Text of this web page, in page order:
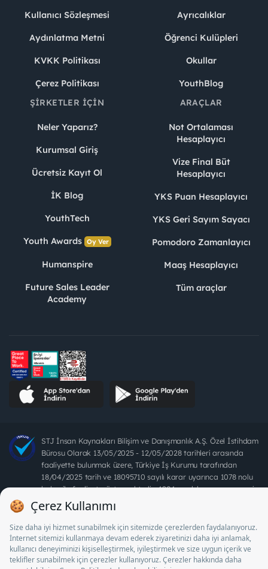
Kullanıcı Sözleşmesi
Aydınlatma Metni
KVKK Politikası
Çerez Politikası
Ayrıcalıklar
Öğrenci Kulüpleri
Okullar
YouthBlog
ŞIRKETLER İÇIN
Neler Yaparız?
Kurumsal Giriş
Ücretsiz Kayıt Ol
İK Blog
YouthTech
Youth Awards Oy Ver
Humanspire
Future Sales Leader
Academy
ARAÇLAR
Not Ortalaması
Hesaplayıcı
Vize Final Büt
Hesaplayıcı
YKS Puan Hesaplayıcı
YKS Geri Sayım Sayacı
Pomodoro Zamanlayıcı
Maaş Hesaplayıcı
Tüm araçlar
STJ İnsan Kaynakları Bilişim ve Danışmanlık A.Ş. Özel İstihdam
Bürosu Olarak 13/05/2025 - 12/05/2028 tarihleri arasında
faaliyette bulunmak üzere, Türkiye İş Kurumu tarafından
18/04/2025 tarih ve 18095710 sayılı karar uyarınca 1078 nolu
belge ile faaliyet göstermektedir. 4904 sayılı kanun uyarınca iş
arayanlardan ücret alınması yasaktır.